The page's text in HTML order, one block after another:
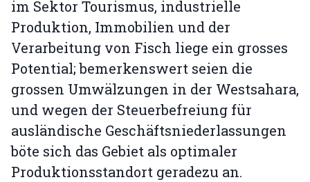
im Sektor Tourismus, industrielle
Produktion, Immobilien und der
Verarbeitung von Fisch liege ein grosses
Potential; bemerkenswert seien die
grossen Umwälzungen in der Westsahara,
und wegen der Steuerbefreiung für
ausländische Geschäftsniederlassungen
böte sich das Gebiet als optimaler
Produktionsstandort geradezu an.